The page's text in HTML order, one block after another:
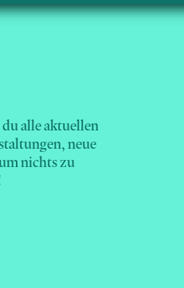
alle aktuellen
neue
nichts zu